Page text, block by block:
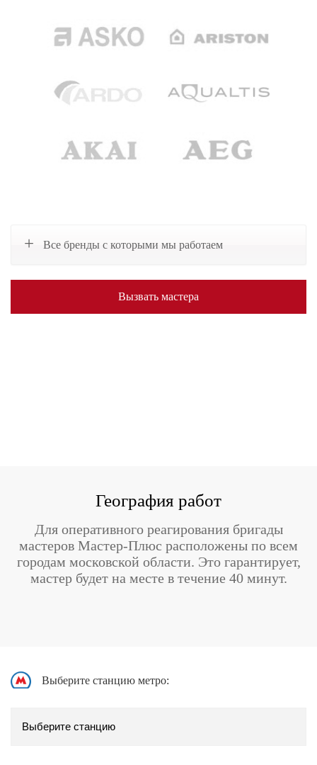
Все бренды с которыми мы работаем
Вызвать мастера
География работ
Для оперативного реагирования бригады
мастеров Мастер-Плюс расположены по всем
городам московской области. Это гарантирует,
мастер будет на месте в течение 40 минут.
Выберите станцию метро: